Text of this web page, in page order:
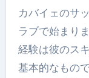
カバイェのサ
ラブで始まり
経験は彼のス
基本的なもの